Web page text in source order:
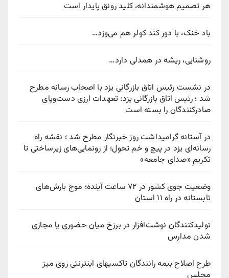
هر تصمیم هوشمندانه، کلید رونق پایدار است
باد خنک، با دور کند کولر هم می‌وزد…
روشنایی، ریشه در همدلی دارد…
در نشست رئیس اتاق بازرگانی یزد با اصحاب رسانه مطرح
شد ؛ رئیس اتاق بازرگانی یزد: تعهدات ارزی دست‌وپای
صادرکنندگان را بسته است
در آستانه گرامیداشت روز خبرنگار مطرح شد ؛ نقشه راه
رسانه‌ای یزد در پیچ‌ و خم تحول؛ از رونمایی‌های زیرساختی تا
تکریمِ «صدای جامعه»
وضعیت جوی کشور در ۷۲ ساعت آینده؛ موج بارش‌های
تابستانه در راه ۱۱ استان
تولیدکنندگان نوشت‌افزار در برزخ میان حضوری یا مجازی
شدن مدارس
طرح اصلاح بیمه رانندگان تاکسیهای اینترنتی روی میز
مجلس